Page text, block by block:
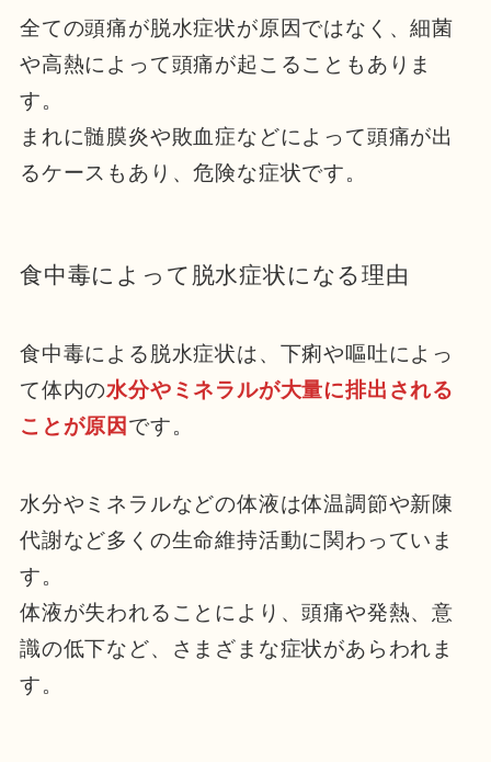
全ての頭痛が脱水症状が原因ではなく、細菌
や高熱によって頭痛が起こることもありま
す。
まれに髄膜炎や敗血症などによって頭痛が出
るケースもあり、危険な症状です。
食中毒によって脱水症状になる理由
食中毒による脱水症状は、下痢や嘔吐によっ
て体内の水分やミネラルが大量に排出される
ことが原因 です。
水分やミネラルなどの体液は体温調節や新陳
代謝など多くの生命維持活動に関わっていま
す。
体液が失われることにより、頭痛や発熱、意
識の低下など、さまざまな症状があらわれま
す。